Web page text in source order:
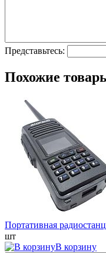
Представьтесь:
Похожие
Портативная
шт
В корзину